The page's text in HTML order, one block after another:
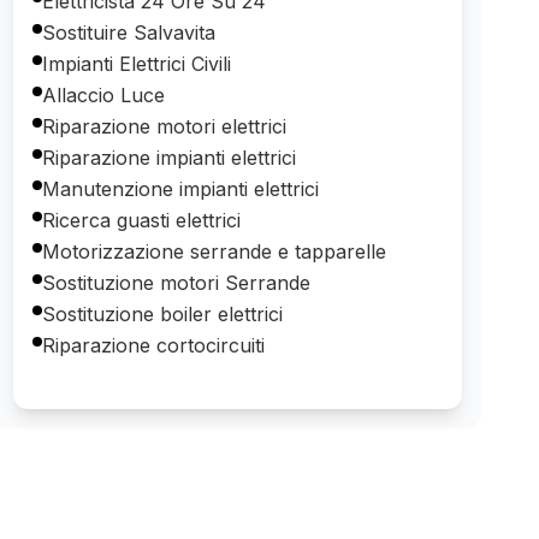
Sostituire Salvavita
Impianti Elettrici Civili
Allaccio Luce
Riparazione motori elettrici
Riparazione impianti elettrici
Manutenzione impianti elettrici
Ricerca guasti elettrici
Motorizzazione serrande e tapparelle
Sostituzione motori Serrande
Sostituzione boiler elettrici
Riparazione cortocircuiti